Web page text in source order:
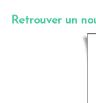
Retrouver un